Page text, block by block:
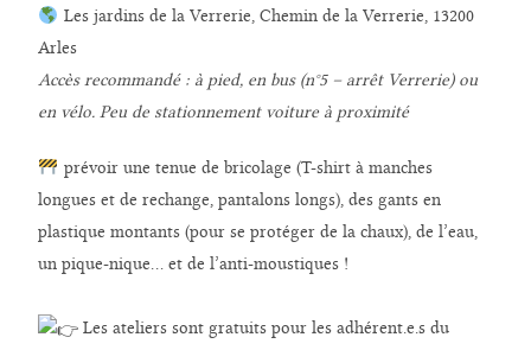
Les jardins de la Verrerie, Chemin de la Verrerie, 13200
Arles
Accès recommandé : à pied, en bus (n°5 – arrêt Verrerie) ou
en vélo. Peu de stationnement voiture à proximité
prévoir une tenue de bricolage (T-shirt à manches
longues et de rechange, pantalons longs), des gants en
plastique montants (pour se protéger de la chaux), de l’eau,
un pique-nique… et de l’anti-moustiques !
Les ateliers sont gratuits pour les adhérent.e.s du